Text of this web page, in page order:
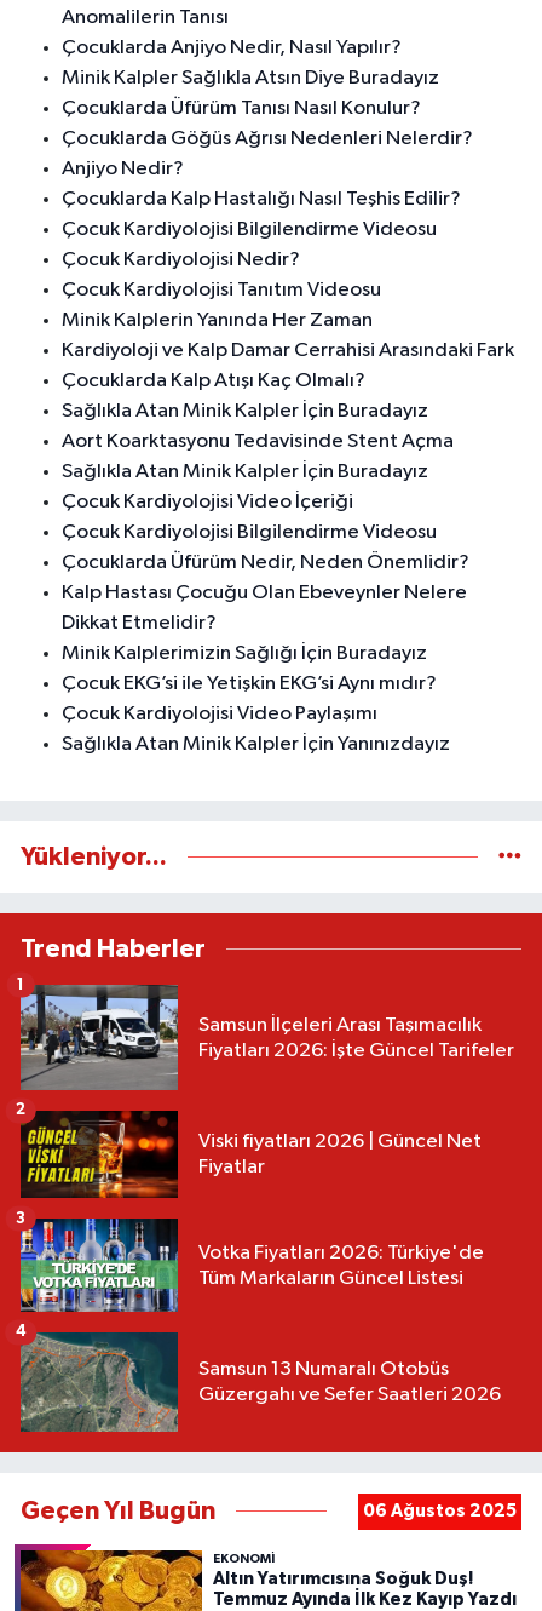
Anomalilerin Tanısı
Çocuklarda Anjiyo Nedir, Nasıl Yapılır?
Minik Kalpler Sağlıkla Atsın Diye Buradayız
Çocuklarda Üfürüm Tanısı Nasıl Konulur?
Çocuklarda Göğüs Ağrısı Nedenleri Nelerdir?
Anjiyo Nedir?
Çocuklarda Kalp Hastalığı Nasıl Teşhis Edilir?
Çocuk Kardiyolojisi Bilgilendirme Videosu
Çocuk Kardiyolojisi Nedir?
Çocuk Kardiyolojisi Tanıtım Videosu
Minik Kalplerin Yanında Her Zaman
Kardiyoloji ve Kalp Damar Cerrahisi Arasındaki Fark
Çocuklarda Kalp Atışı Kaç Olmalı?
Sağlıkla Atan Minik Kalpler İçin Buradayız
Aort Koarktasyonu Tedavisinde Stent Açma
Sağlıkla Atan Minik Kalpler İçin Buradayız
Çocuk Kardiyolojisi Video İçeriği
Çocuk Kardiyolojisi Bilgilendirme Videosu
Çocuklarda Üfürüm Nedir, Neden Önemlidir?
Kalp Hastası Çocuğu Olan Ebeveynler Nelere
Dikkat Etmelidir?
Minik Kalplerimizin Sağlığı İçin Buradayız
Çocuk EKG’si ile Yetişkin EKG’si Aynı mıdır?
Çocuk Kardiyolojisi Video Paylaşımı
Sağlıkla Atan Minik Kalpler İçin Yanınızdayız
Yükleniyor...
Trend Haberler
Samsun İlçeleri Arası Taşımacılık
Fiyatları 2026: İşte Güncel Tarifeler
1
Viski fiyatları 2026 | Güncel Net
Fiyatlar
2
Votka Fiyatları 2026: Türkiye'de
Tüm Markaların Güncel Listesi
3
Samsun 13 Numaralı Otobüs
Güzergahı ve Sefer Saatleri 2026
4
Geçen Yıl Bugün 06 Ağustos 2025
EKONOMİ
Altın Yatırımcısına Soğuk Duş!
Temmuz Ayında İlk Kez Kayıp Yazdı